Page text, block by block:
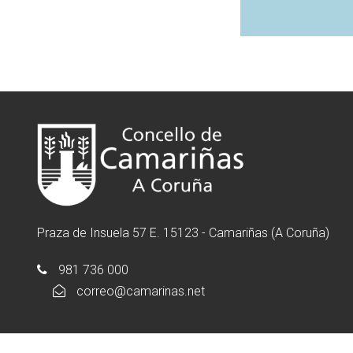
Praza de Insuela 57 E. 15123 - Camariñas (A Coruña)
981 736 000
correo@camarinas.net